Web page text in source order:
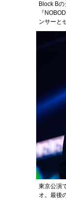
Block B
『
ンサーと
東京公演
オ。最後